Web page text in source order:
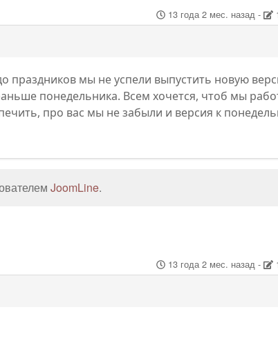
13 года 2 мес. назад-
мы не успели выпустить новую
понедельника. Всем хочется, чтоб мы
про вас мы не забыли и версия к
JoomLine.
13 года 2 мес. назад-